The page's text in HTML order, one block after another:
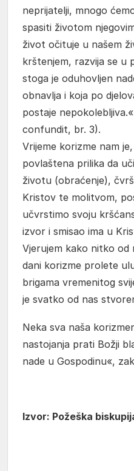
neprijatelji, mnogo
spasiti životom
život očituje u našem
krštenjem, razvija se u
stoga je oduhovljen
obnavlja i koja po
postaje
confundit, br. 3).
Vrijeme korizme nam
povlaštena prilika da
životu (obraćenje),
Kristov te molitvom,
učvrstimo svoju
izvor i smisao ima u
Vjerujem kako nitko od
dani korizme prolete
brigama vremenitog
je svatko od nas
Neka sva naša
nastojanja prati Božji
nade u Gospodinu«,
Izvor: Požeška